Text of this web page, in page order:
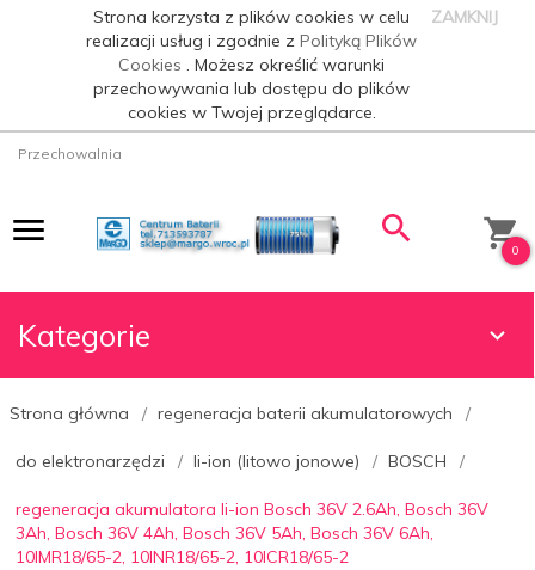
Strona korzysta z plików cookies w celu
realizacji usług i zgodnie zPolityką Plików
Cookies. Możesz określić warunki
przechowywania lub dostępu do plików
cookies w Twojej przeglądarce.
ZAMKNIJ
Przechowalnia
0
Kategorie
Strona główna regeneracja baterii akumulatorowych
do elektronarzędzi li-ion (litowo jonowe) BOSCH
regeneracja akumulatora li-ion Bosch 36V 2.6Ah, Bosch 36V
3Ah, Bosch 36V 4Ah, Bosch 36V 5Ah, Bosch 36V 6Ah,
10IMR18/65-2, 10INR18/65-2, 10ICR18/65-2